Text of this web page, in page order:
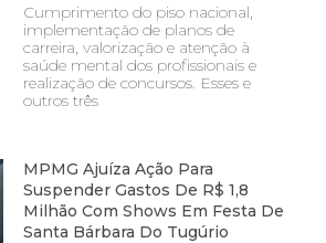
Cumprimento do piso nacional,
implementação de planos de
carreira, valorização e atenção à
saúde mental dos profissionais e
realização de concursos. Esses e
outros três
MPMG Ajuíza Ação Para
Suspender Gastos De R$ 1,8
Milhão Com Shows Em Festa De
Santa Bárbara Do Tugúrio